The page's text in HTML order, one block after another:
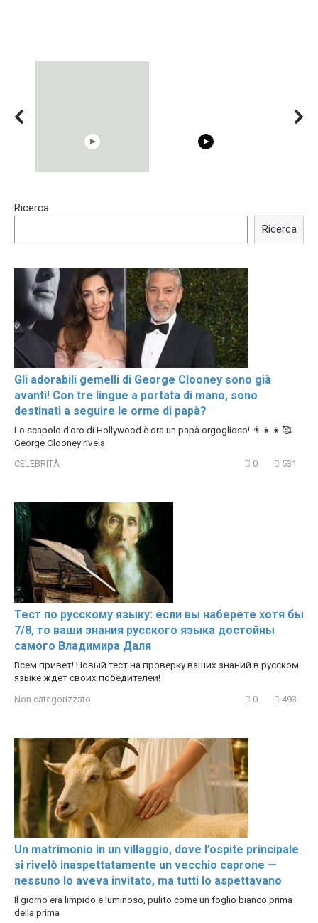
Trying BOLLYWOOD
Shocking illusion - Pretty
Ricerca
Ricerca
Gli adorabili gemelli di George Clooney sono già
avanti! Con tre lingue a portata di mano, sono
destinati a seguire le orme di papà?
Lo scapolo d’oro di Hollywood è ora un papà orgoglioso! 👨‍👧‍👦🥰
George Clooney rivela
CELEBRITÀ 0 531
Тест по русскому языку: если вы наберете хотя бы
7/8, то ваши знания русского языка достойны
самого Владимира Даля
Всем привет! Новый тест на проверку ваших знаний в русском
языке ждёт своих победителей!
Non categorizzato 0 493
Un matrimonio in un villaggio, dove l’ospite principale
si rivelò inaspettatamente un vecchio caprone —
nessuno lo aveva invitato, ma tutti lo aspettavano
Il giorno era limpido e luminoso, pulito come un foglio bianco prima
della prima